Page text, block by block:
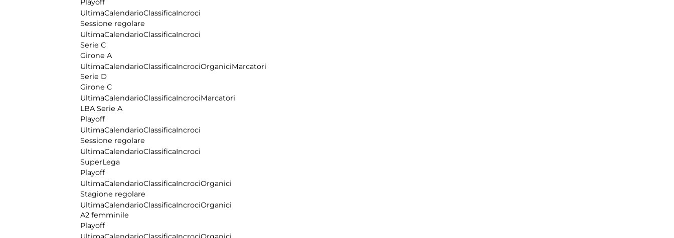
Playoff
UltimaCalendarioClassificaIncroci
Sessione regolare
UltimaCalendarioClassificaIncroci
Serie C
Girone A
UltimaCalendarioClassificaIncrociOrganiciMarcatori
Serie D
Girone C
UltimaCalendarioClassificaIncrociMarcatori
LBA Serie A
Playoff
UltimaCalendarioClassificaIncroci
Sessione regolare
UltimaCalendarioClassificaIncroci
SuperLega
Playoff
UltimaCalendarioClassificaIncrociOrganici
Stagione regolare
UltimaCalendarioClassificaIncrociOrganici
A2 femminile
Playoff